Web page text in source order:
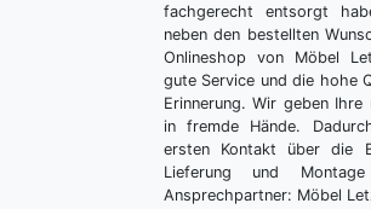
fachgerecht entsorgt
neben den bestellten
Onlineshop von Möbel
gute Service und die hohe
Erinnerung. Wir geben Ihre
in fremde Hände.
ersten Kontakt über die
Lieferung und
Ansprechpartner: Möbel